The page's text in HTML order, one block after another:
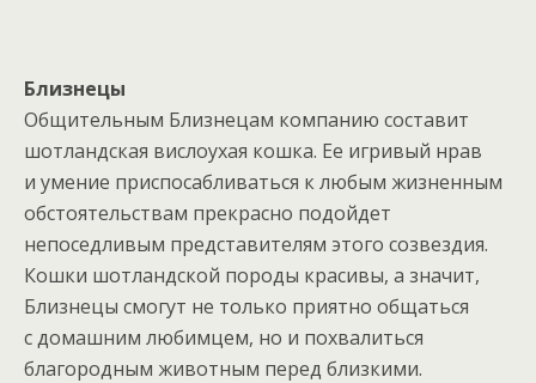
Близнецы
Общительным Близнецам компанию составит
шотландская вислоухая кошка. Ее игривый нрав
и умение приспосабливаться к любым жизненным
обстоятельствам прекрасно подойдет
непоседливым представителям этого созвездия.
Кошки шотландской породы красивы, а значит,
Близнецы смогут не только приятно общаться
с домашним любимцем, но и похвалиться
благородным животным перед близкими.